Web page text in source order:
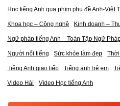
Học tiếng Anh qua phim phụ đề Anh-Việt
Khoa học – Công nghệ Kinh doanh –
Ngữ pháp tiếng Anh – Toàn Tập Ngữ
Người nổi tiếng Sức khỏe làm đẹp
Tiếng Anh giao tiếp Tiếng anh trẻ em
Video Hài Video Học tiếng Anh